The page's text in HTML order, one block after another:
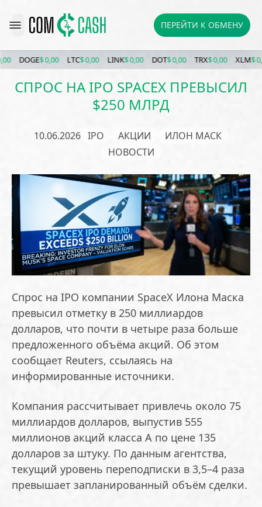
ПЕРЕЙТИ К ОБМЕНУ
DOGE$ 0,00 LTC $ 0,00 LINK$ 0,00 DOT$ 0,00 TRX $ 0,00 XLM$ 0,00
СПРОС НА IPO SPACEX ПРЕВЫСИЛ
$250 МЛРД
10.06.2026 IPO АКЦИИ
ИЛОН МАСК
НОВОСТИ
Спрос на IPO компании SpaceX Илона Маска
превысил отметку в 250 миллиардов
долларов, что почти в четыре раза больше
предложенного объёма акций. Об этом
сообщает Reuters, ссылаясь на
информированные источники.
Компания рассчитывает привлечь около 75
миллиардов долларов, выпустив 555
миллионов акций класса А по цене 135
долларов за штуку. По данным агентства,
текущий уровень переподписки в 3,5–4 раза
превышает запланированный объём сделки.